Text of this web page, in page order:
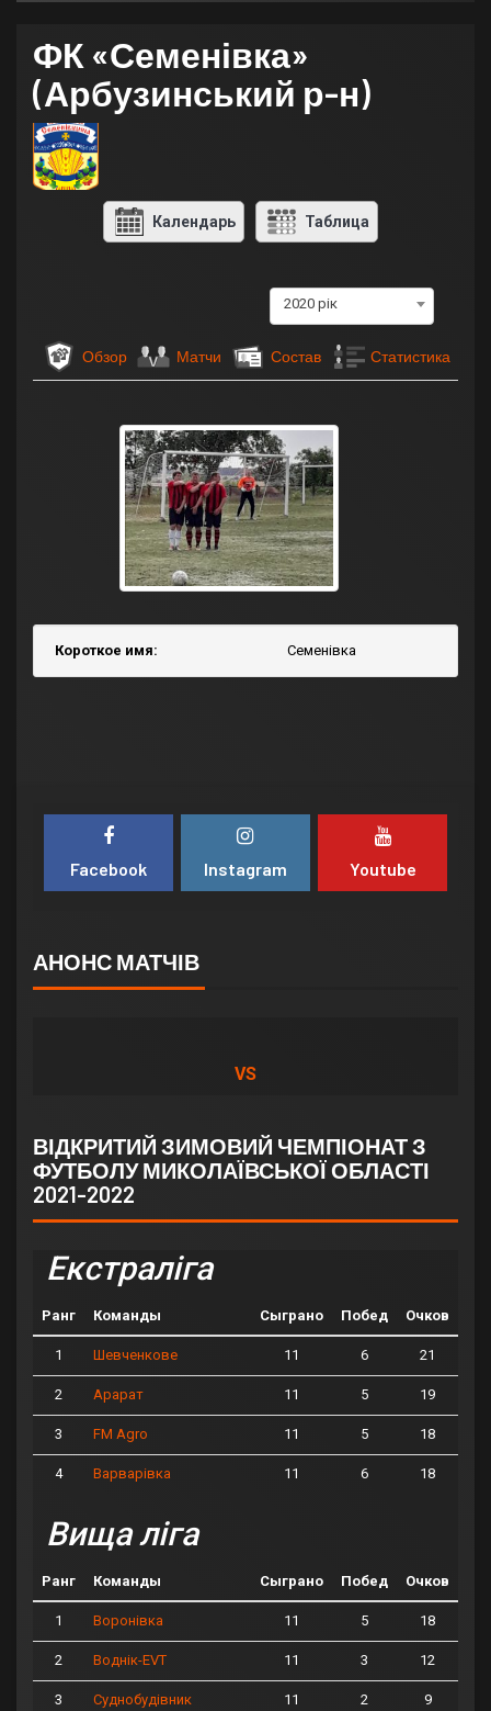
ФК «Семенівка»
(Арбузинський р-н)
Календарь Таблица
2020 рік
Обзор Матчи Состав Статистика
Короткое имя: Семенівка
Facebook Instagram Youtube
АНОНС МАТЧІВ
VS
ВІДКРИТИЙ ЗИМОВИЙ ЧЕМПІОНАТ З
ФУТБОЛУ МИКОЛАЇВСЬКОЇ ОБЛАСТІ
2021-2022
Екстраліга
Ранг Команды Сыграно Побед Очков
1 Шевченкове 11 6 21
2 Арарат 11 5 19
3 FM Agro 11 5 18
4 Варварівка 11 6 18
Вища ліга
Ранг Команды Сыграно Побед Очков
1 Воронівка 11 5 18
2 Воднік-EVT 11 3 12
3 Суднобудівник 11 2 9